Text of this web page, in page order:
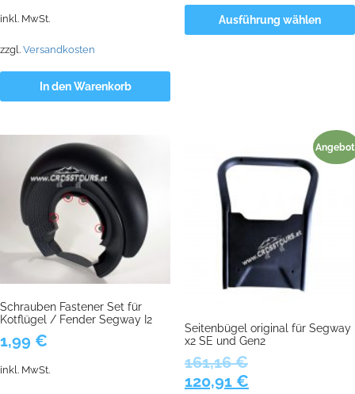
war:
79,85 €75,55 €.
inkl. MwSt.
zzgl. Versandkosten
In den Warenkorb
Ausführung wählen
Schrauben Fastener Set für
Kotflügel / Fender Segway I2
1,99 €
inkl. MwSt.
Seitenbügel original für Segway
x2 SE und Gen2
161,16€
Ursprünglicher
120,91 €Aktueller